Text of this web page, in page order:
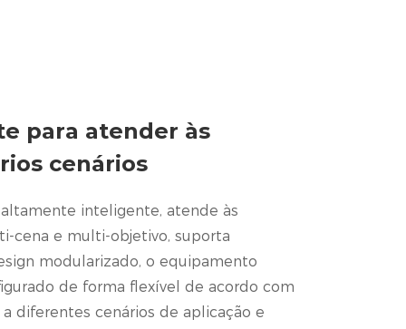
para atender às
cenários
inteligente, atende às
cena e multi-objetivo, suporta
modularizado, o equipamento
de forma flexível de acordo com
diferentes cenários de aplicação e